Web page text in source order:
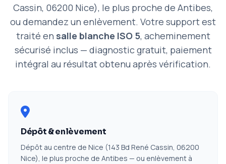
Cassin, 06200 Nice), le plus proche de Antibes,
ou demandez un enlèvement. Votre support est
traité en salle blanche ISO 5, acheminement
sécurisé inclus — diagnostic gratuit, paiement
intégral au résultat obtenu après vérification.
Dépôt & enlèvement
Dépôt au centre de Nice (143 Bd René Cassin, 06200
Nice), le plus proche de Antibes — ou enlèvement à